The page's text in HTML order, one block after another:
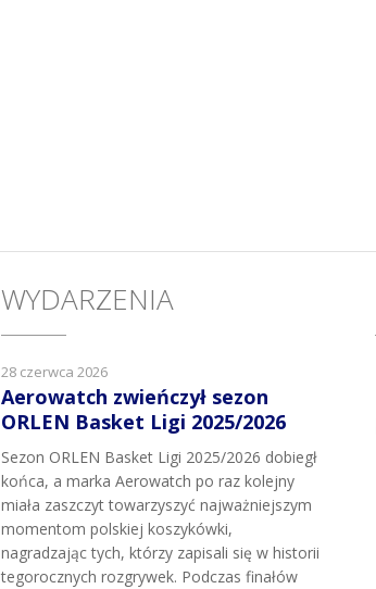
WYDARZENIA
28 czerwca 2026
Aerowatch zwieńczył sezon
ORLEN Basket Ligi 2025/2026
Sezon ORLEN Basket Ligi 2025/2026 dobiegł
końca, a marka Aerowatch po raz kolejny
miała zaszczyt towarzyszyć najważniejszym
momentom polskiej koszykówki,
nagradzając tych, którzy zapisali się w historii
tegorocznych rozgrywek. Podczas finałów